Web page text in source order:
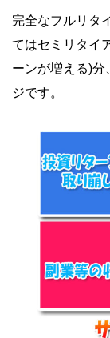
完全なフルリタ
てはセミリタイ
ーンが増える)分
ジです。